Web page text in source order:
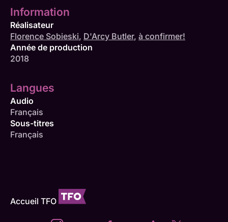
Information
Réalisateur
Florence Sobieski, D'Arcy Butler, à confirmer!
Année de production
2018
Langues
Audio
Français
Sous-titres
Français
Accueil TFO